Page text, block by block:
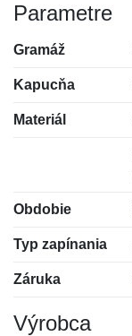
Parametre
Gramáž
Kapucňa
Materiál
Obdobie
Typ zapínania
Záruka
Výrobca